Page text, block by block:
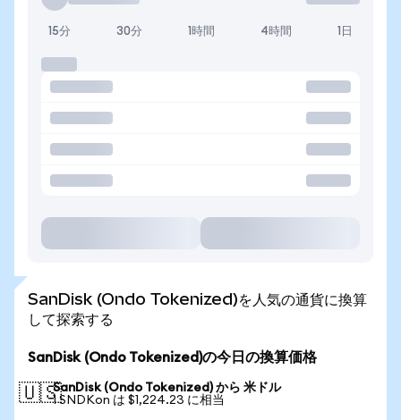
15分 30分 1時間 4時間 1日
SanDisk (Ondo Tokenized)を人気の通貨に換算
して探索する
SanDisk (Ondo Tokenized)の今日の換算価格
🇺🇸SanDisk (Ondo Tokenized) から 米ドル
1 SNDKon は $1,224.23 に相当